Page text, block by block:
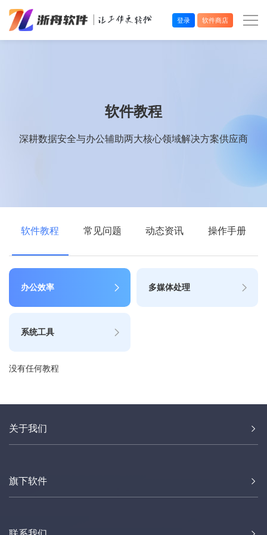
登录 软件商店
软件教程
深耕数据安全与办公辅助两大核心领域解决方案供应商
软件教程 常见问题 动态资讯 操作手册
办公效率 多媒体处理
系统工具
没有任何教程
关于我们
旗下软件